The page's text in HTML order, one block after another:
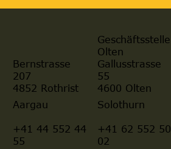
Bernstrasse
207
4852 Rothrist
Geschäftsstelle
Olten
Gallusstrasse
55
4600 Olten
Aargau
+41 44 552 44
55
Solothurn
+41 62 552 50
02